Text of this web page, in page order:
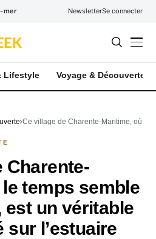
mer NewsletterSe connecter
Lifestyle Voyage & Découverte
Ce village de Charente-Maritime, où le
Charente-
temps semble
est un véritable
sur l’estuaire